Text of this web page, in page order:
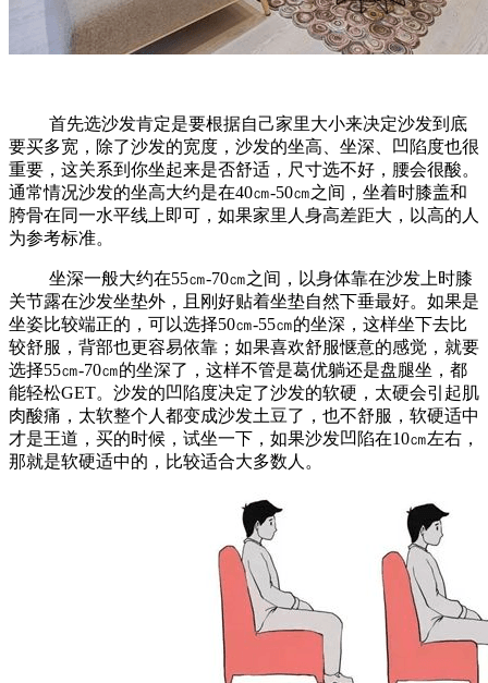
首先选沙发肯定是要根据自己家里大小来决定沙发到底
要买多宽， 除了沙发的宽度，沙发的坐高、坐深、凹陷度也很
重要，这关系到你坐起来是否舒适，尺寸选不好，腰会很酸。
通常情况沙发的坐高大约是在40㎝-50㎝之间，坐着时膝盖和
胯骨在同一水平线上即可，如果家里人身高差距大，以高的人
为参考标准。
坐深一般大约在55㎝-70㎝之间，以身体靠在沙发上时膝
关节露在沙发坐垫外，且刚好贴着坐垫自然下垂最好。如果是
坐姿比较端正的，可以选择50㎝-55㎝的坐深，这样坐下去比
较舒服，背部也更容易依靠；如果喜欢舒服惬意的感觉，就要
选择55㎝-70㎝的坐深了，这样不管是葛优躺还是盘腿坐，都
能轻松GET。 沙发的凹陷度决定了沙发的软硬，太硬会引起肌
肉酸痛，太软整个人都变成沙发土豆了，也不舒服，软硬适中
才是王道，买的时候，试坐一下，如果沙发凹陷在10㎝左右，
那就是软硬适中的，比较适合大多数人。